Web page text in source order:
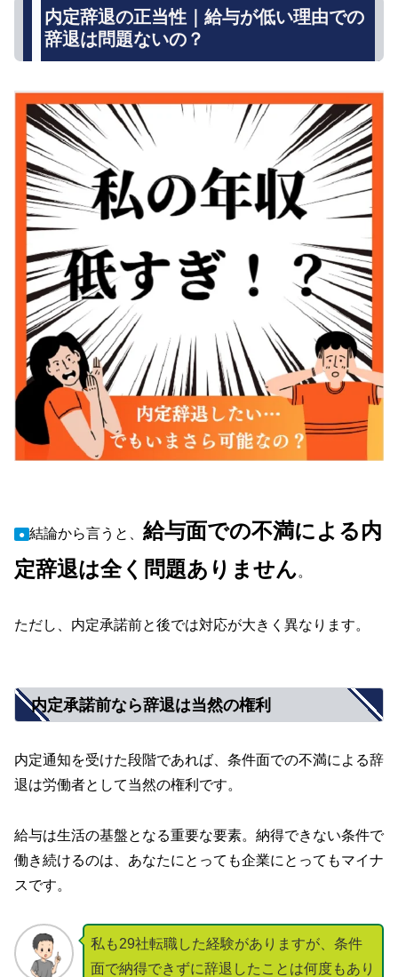
内定辞退の正当性｜給与が低い理由での
辞退は問題ないの？
● 結論から言うと、 給与面での不満による内
定辞退は全く問題ありません。
ただし、内定承諾前と後では対応が大きく異なります。
内定承諾前なら辞退は当然の権利
内定通知を受けた段階であれば、条件面での不満による辞
退は労働者として当然の権利です。
給与は生活の基盤となる重要な要素。納得できない条件で
働き続けるのは、あなたにとっても企業にとってもマイナ
スです。
私も29社転職した経験がありますが、条件
面で納得できずに辞退したことは何度もあり